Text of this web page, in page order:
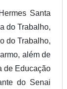
Santa
do Trabalho,
do Trabalho,
além de
de Educação
do Senai